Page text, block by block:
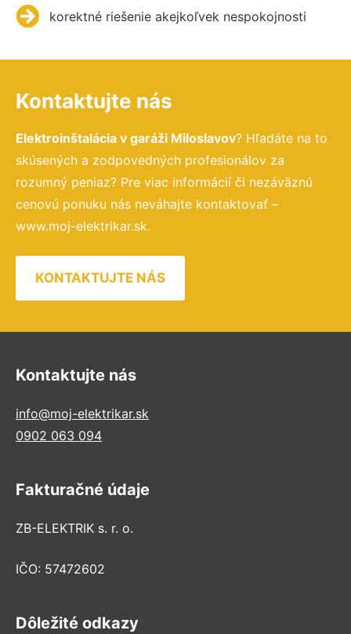
korektné riešenie akejkoľvek nespokojnosti
Kontaktujte nás
Elektroinštalácia v garáži Miloslavov? Hľadáte na to
skúsených a zodpovedných profesionálov za
rozumný peniaz? Pre viac informácií či nezáväznú
cenovú ponuku nás neváhajte kontaktovať –
www.moj-elektrikar.sk.
KONTAKTUJTE NÁS
Kontaktujte nás
info@moj-elektrikar.sk
0902 063 094
Fakturačné údaje
ZB-ELEKTRIK s. r. o.
IČO: 57472602
Dôležité odkazy